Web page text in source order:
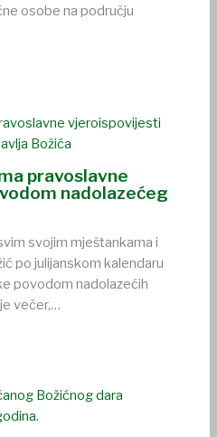
osobe na području
pravoslavne
nadolazećeg
svojim mještankama i
po julijanskom kalendaru
povodom nadolazećih
večer,…